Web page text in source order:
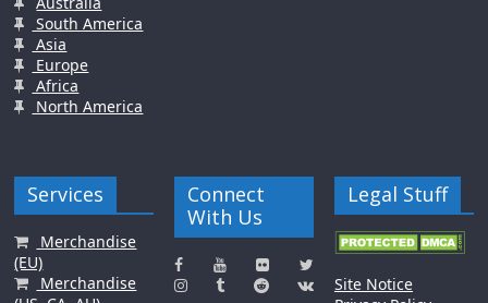
South America
Asia
Europe
Africa
North America
Services
Merchandise
(EU)
Merchandise
Connect
With Us
Legal Stuff
Site Notice